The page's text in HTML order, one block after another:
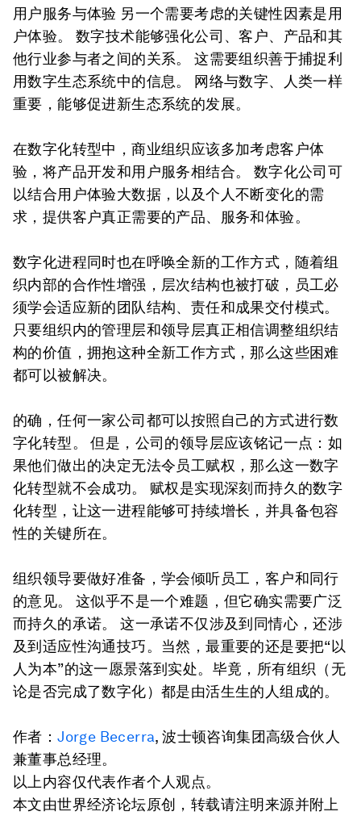
用户服务与体验 另一个需要考虑的关键性因素是用
户体验。 数字技术能够强化公司、客户、产品和其
他行业参与者之间的关系。 这需要组织善于捕捉利
用数字生态系统中的信息。 网络与数字、人类一样
重要，能够促进新生态系统的发展。
在数字化转型中，商业组织应该多加考虑客户体
验，将产品开发和用户服务相结合。 数字化公司可
以结合用户体验大数据，以及个人不断变化的需
求，提供客户真正需要的产品、服务和体验。
数字化进程同时也在呼唤全新的工作方式，随着组
织内部的合作性增强，层次结构也被打破，员工必
须学会适应新的团队结构、责任和成果交付模式。
只要组织内的管理层和领导层真正相信调整组织结
构的价值，拥抱这种全新工作方式，那么这些困难
都可以被解决。
的确，任何一家公司都可以按照自己的方式进行数
字化转型。 但是，公司的领导层应该铭记一点：如
果他们做出的决定无法令员工赋权，那么这一数字
化转型就不会成功。 赋权是实现深刻而持久的数字
化转型，让这一进程能够可持续增长，并具备包容
性的关键所在。
组织领导要做好准备，学会倾听员工，客户和同行
的意见。 这似乎不是一个难题，但它确实需要广泛
而持久的承诺。 这一承诺不仅涉及到同情心，还涉
及到适应性沟通技巧。当然，最重要的还是要把“以
人为本”的这一愿景落到实处。毕竟，所有组织（无
论是否完成了数字化）都是由活生生的人组成的。
作者：Jorge Becerra, 波士顿咨询集团高级合伙人
兼董事总经理。
以上内容仅代表作者个人观点。
本文由世界经济论坛原创，转载请注明来源并附上